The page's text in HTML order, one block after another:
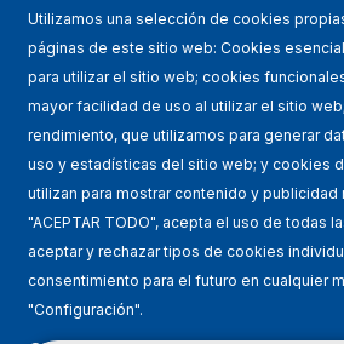
Mapa WEB
Condiciones de
Utilizamos una selección de cookies
páginas de este sitio web: Cookies
para utilizar el sitio web; cookies
mayor facilidad de uso al utilizar el sitio
rendimiento, que utilizamos para generar
uso y estadísticas del sitio web; y cookies
utilizan para mostrar contenido y publicidad
"ACEPTAR TODO", acepta el uso de todas
aceptar y rechazar tipos de cookies
consentimiento para el futuro en cualquier
"Configuración".